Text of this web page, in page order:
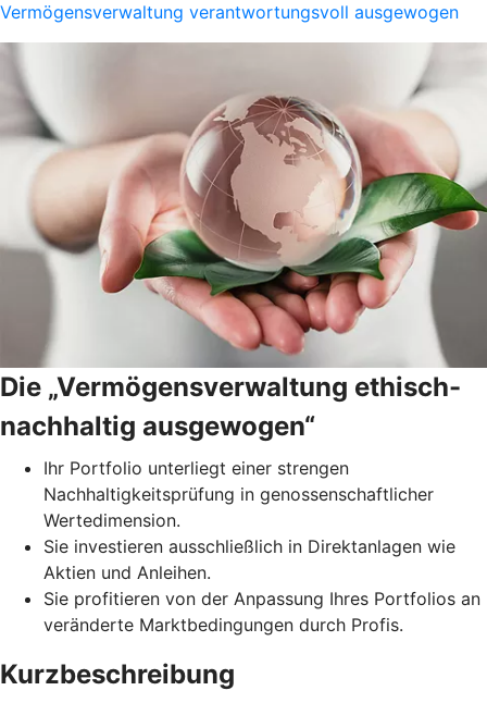
Vermögensverwaltung verantwortungsvoll ausgewogen
Die „Vermögensverwaltung ethisch-
nachhaltig ausgewogen“
Ihr Portfolio unterliegt einer strengen
Nachhaltigkeitsprüfung in genossenschaftlicher
Wertedimension.
Sie investieren ausschließlich in Direktanlagen wie
Aktien und Anleihen.
Sie profitieren von der Anpassung Ihres Portfolios an
veränderte Marktbedingungen durch Profis.
Kurzbeschreibung